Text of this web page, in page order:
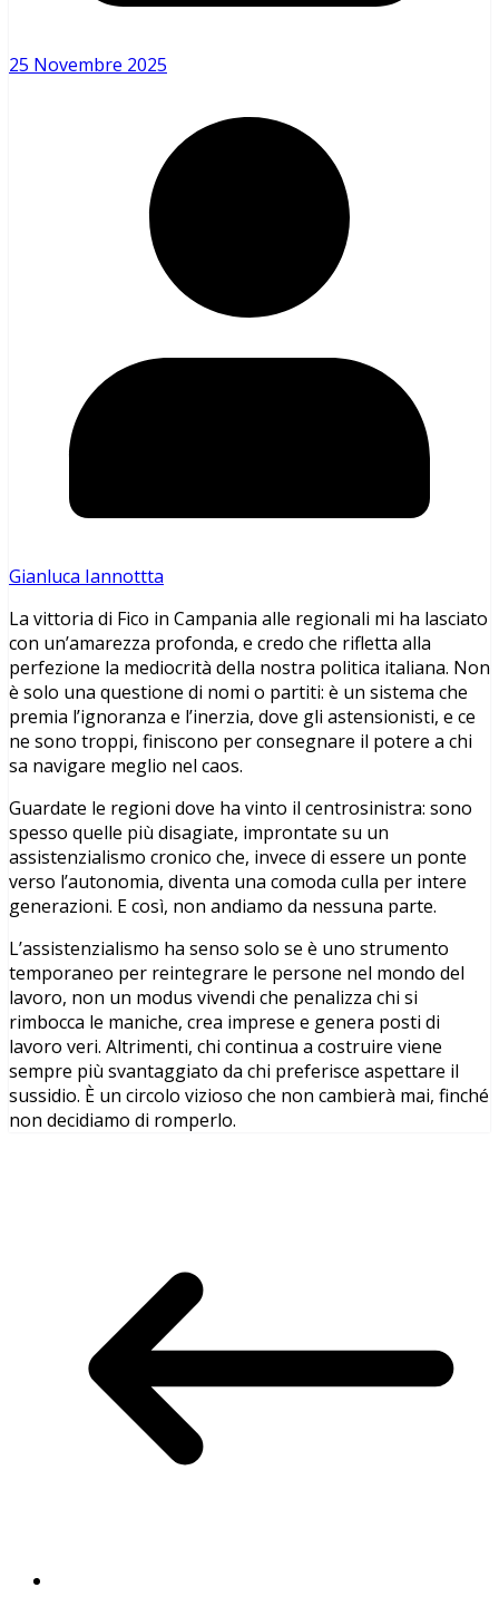
25 Novembre 2025
Gianluca Iannottta
La vittoria di Fico in Campania alle regionali mi ha lasciato
con un’amarezza profonda, e credo che rifletta alla
perfezione la mediocrità della nostra politica italiana. Non
è solo una questione di nomi o partiti: è un sistema che
premia l’ignoranza e l’inerzia, dove gli astensionisti, e ce
ne sono troppi, finiscono per consegnare il potere a chi
sa navigare meglio nel caos.
Guardate le regioni dove ha vinto il centrosinistra: sono
spesso quelle più disagiate, improntate su un
assistenzialismo cronico che, invece di essere un ponte
verso l’autonomia, diventa una comoda culla per intere
generazioni. E così, non andiamo da nessuna parte.
L’assistenzialismo ha senso solo se è uno strumento
temporaneo per reintegrare le persone nel mondo del
lavoro, non un modus vivendi che penalizza chi si
rimbocca le maniche, crea imprese e genera posti di
lavoro veri. Altrimenti, chi continua a costruire viene
sempre più svantaggiato da chi preferisce aspettare il
sussidio. È un circolo vizioso che non cambierà mai, finché
non decidiamo di romperlo.